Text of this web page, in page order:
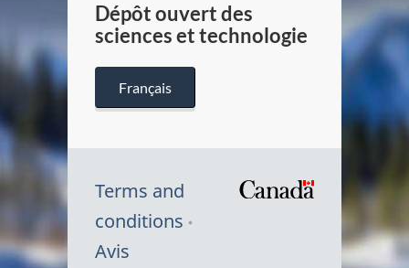
Dépôt ouvert des
sciences et technologie
Français
Terms and
conditions
Avis
Symbole